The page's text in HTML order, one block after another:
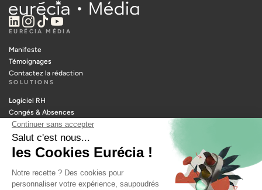
EURÉCIA MÉDIA
Manifeste
Témoignages
Contactez la rédaction
SOLUTIONS
Logiciel RH
Congés & Absences
Notes de frais
Portail RH
Temps & Activités
Paie
Recrutement
RESSOURCES